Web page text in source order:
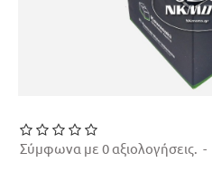
Σύμφωνα με 0 αξιολογήσεις. -